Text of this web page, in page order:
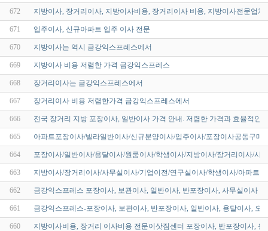
672 지방이사, 장거리이사, 지방이사비용, 장거리이사 비용, 지방이사전문업
671 입주이사, 신규아파트 입주 이사 전문
670 지방이사는 역시 금강익스프레스에서
669 지방이사 비용 저렴한 가격 금강익스프레스
668 장거리이사는 금강익스프레스에서
667 장거리이사 비용 저렴한가격 금강익스프레스에서
666 전국 장거리 지방 포장이사, 일반이사 가격 안내. 저렴한 가격과 효율적인
665 아파트포장이사/빌라일반이사/신규분양이사/입주이사/포장이사공동구
664 포장이사/일반이사/용달이사/원룸이사/학생이사/지방이사/장거리이사/사
663 지방이사/장거리이사/사무실이사/기업이전/연구실이사/학생이사/아파트
662 금강익스프레스 포장이사, 보관이사, 일반이사, 반포장이사, 사무실이사
661 금강익스프레스-포장이사, 보관이사, 반포장이사, 일반이사, 용달이사, 오
660 지방이사비용, 장거리 이사비용 전문이삿짐센터 포장이사, 반포장이사,